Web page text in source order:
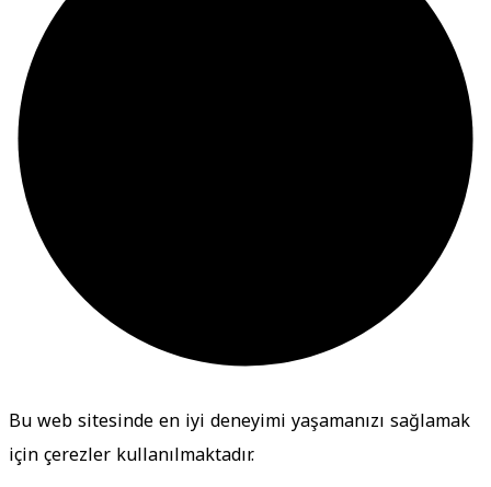
Bu web sitesinde en iyi deneyimi yaşamanızı sağlamak
için çerezler kullanılmaktadır.